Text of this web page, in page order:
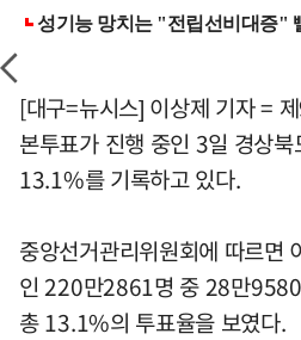
[대구=뉴시스] 이상제 기자 =
본투표가 진행 중인 3일 경상
13.1%를 기록하고 있다.
중앙선거관리위원회에 따르면
인 220만2861명 중 28만
총 13.1%의 투표율을 보였다.